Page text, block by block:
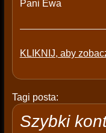
Pani Ewa
KLIKNIJ, aby
Tagi posta:
Szybki